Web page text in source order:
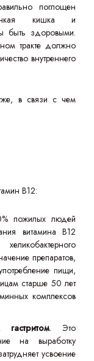
поглощен
кишка и
быть здоровыми.
тракте должно
внутреннего
в связи с чем
B12:
пожилых людей
витамина В12
препаратов,
пищи,
старше 50 лет
комплексов
. Это
на выработку
усвоение